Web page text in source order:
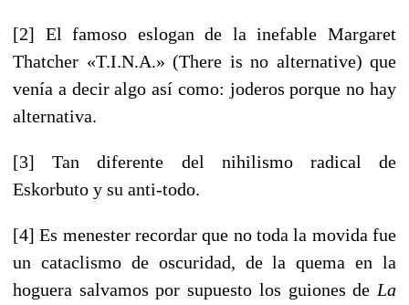
[2] El famoso eslogan de la inefable Margaret
Thatcher «T.I.N.A.» (There is no alternative) que
venía a decir algo así como: joderos porque no hay
alternativa.
[3] Tan diferente del nihilismo radical de
Eskorbuto y su anti-todo.
[4] Es menester recordar que no toda la movida fue
un cataclismo de oscuridad, de la quema en la
hoguera salvamos por supuesto los guiones de La